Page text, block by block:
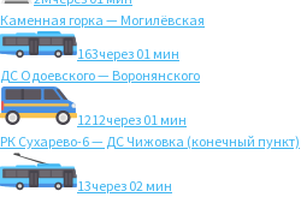
Каменная горка — Могилёвская
163через 01 мин
ДС Одоевского — Воронянского
1212через 01 мин
РК Сухарево-6 — ДС Чижовка (конечный пункт)
13через 02 мин